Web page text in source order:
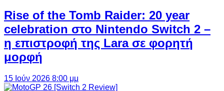
Rise of the Tomb Raider: 20 year
celebration στο Nintendo Switch 2 –
η επιστροφή της Lara σε φορητή
μορφή
15 Ιούν 2026 8:00 μμ